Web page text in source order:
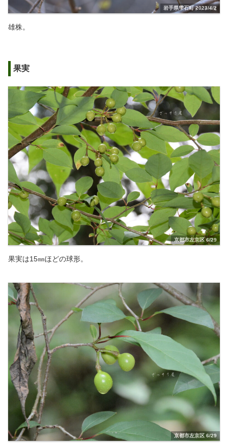
岩手県雫石町 2023/4/2
雄株。
果実
京都市左京区 6/29
果実は15㎜ほどの球形。
京都市左京区 6/29